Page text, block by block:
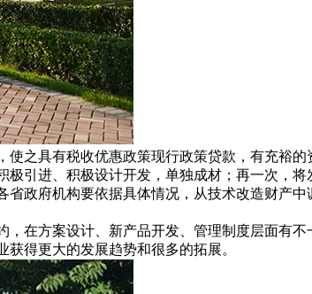
之具有税收优惠政策现行政策贷款，有充裕的
引进、积极设计开发，单独成材；再一次，
政府机构要依据具体情况，从技术改造财产
在方案设计、新产品开发、管理制度层面有
得更大的发展趋势和很多的拓展。